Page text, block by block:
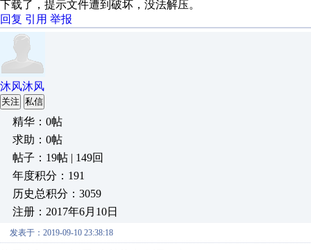
下载了，提示文件遭到破坏，没法解压。
回复 引用 举报
沐风沐风
关注 私信
精华：0帖
求助：0帖
帖子：19帖 | 149回
年度积分：191
历史总积分：3059
注册：2017年6月10日
发表于：2019-09-10 23:38:18